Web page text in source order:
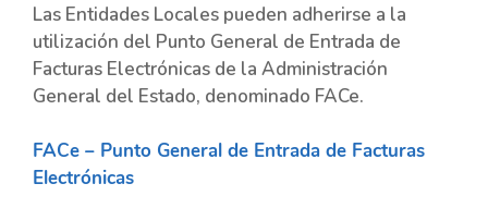
Las Entidades Locales pueden adherirse a la
utilización del Punto General de Entrada de
Facturas Electrónicas de la Administración
General del Estado, denominado FACe.
FACe – Punto General de Entrada de Facturas
Electrónicas